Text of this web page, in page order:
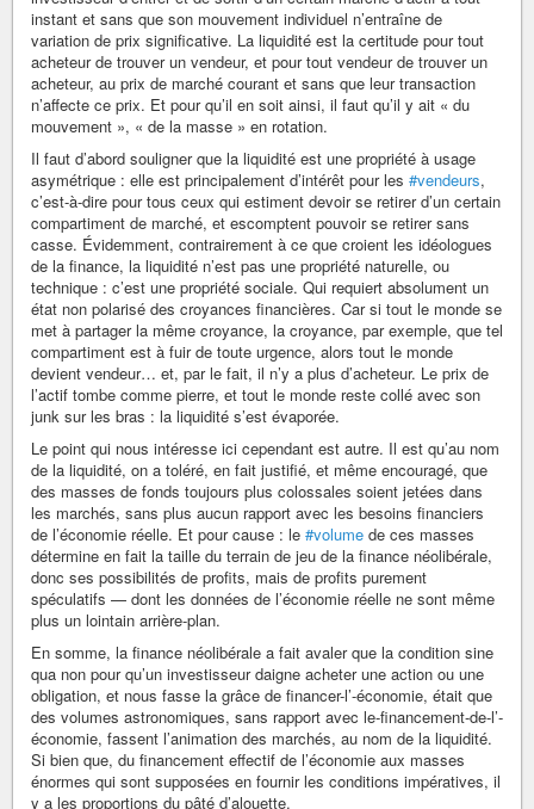
instant et sans que son mouvement individuel n’entraîne de
variation de prix significative. La liquidité est la certitude pour tout
acheteur de trouver un vendeur, et pour tout vendeur de trouver un
acheteur, au prix de marché courant et sans que leur transaction
n’affecte ce prix. Et pour qu’il en soit ainsi, il faut qu’il y ait « du
mouvement », « de la masse » en rotation.
Il faut d’abord souligner que la liquidité est une propriété à usage
asymétrique : elle est principalement d’intérêt pour les #vendeurs,
c’est-à-dire pour tous ceux qui estiment devoir se retirer d’un certain
compartiment de marché, et escomptent pouvoir se retirer sans
casse. Évidemment, contrairement à ce que croient les idéologues
de la finance, la liquidité n’est pas une propriété naturelle, ou
technique : c’est une propriété sociale. Qui requiert absolument un
état non polarisé des croyances financières. Car si tout le monde se
met à partager la même croyance, la croyance, par exemple, que tel
compartiment est à fuir de toute urgence, alors tout le monde
devient vendeur… et, par le fait, il n’y a plus d’acheteur. Le prix de
l’actif tombe comme pierre, et tout le monde reste collé avec son
junk sur les bras : la liquidité s’est évaporée.
Le point qui nous intéresse ici cependant est autre. Il est qu’au nom
de la liquidité, on a toléré, en fait justifié, et même encouragé, que
des masses de fonds toujours plus colossales soient jetées dans
les marchés, sans plus aucun rapport avec les besoins financiers
de l’économie réelle. Et pour cause : le #volume de ces masses
détermine en fait la taille du terrain de jeu de la finance néolibérale,
donc ses possibilités de profits, mais de profits purement
spéculatifs — dont les données de l’économie réelle ne sont même
plus un lointain arrière-plan.
En somme, la finance néolibérale a fait avaler que la condition sine
qua non pour qu’un investisseur daigne acheter une action ou une
obligation, et nous fasse la grâce de financer-l’-économie, était que
des volumes astronomiques, sans rapport avec le-financement-de-l’-
économie, fassent l’animation des marchés, au nom de la liquidité.
Si bien que, du financement effectif de l’économie aux masses
énormes qui sont supposées en fournir les conditions impératives, il
y a les proportions du pâté d’alouette.